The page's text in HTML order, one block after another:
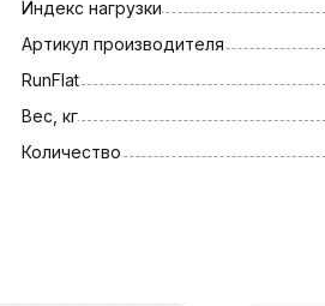
Индекс нагрузки
Артикул производителя
RunFlat
Вес, кг
Количество